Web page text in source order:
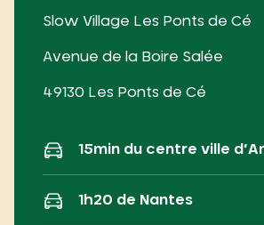
Slow Village Les Ponts de Cé
Avenue de la Boire Salée
49130 Les Ponts de Cé
15min du centre ville
1h20 de Nantes